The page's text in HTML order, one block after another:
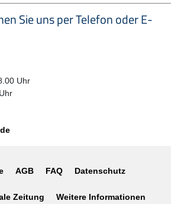
Sie uns per Telefon oder E-
Uhr
AGB FAQ Datenschutz
Zeitung Weitere Informationen